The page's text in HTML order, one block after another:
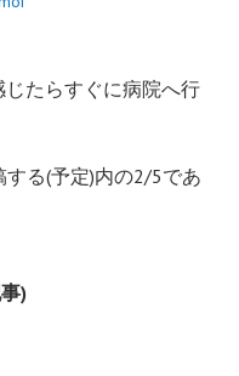
たらすぐに病院へ行
る(予定)内の2/5であ
)